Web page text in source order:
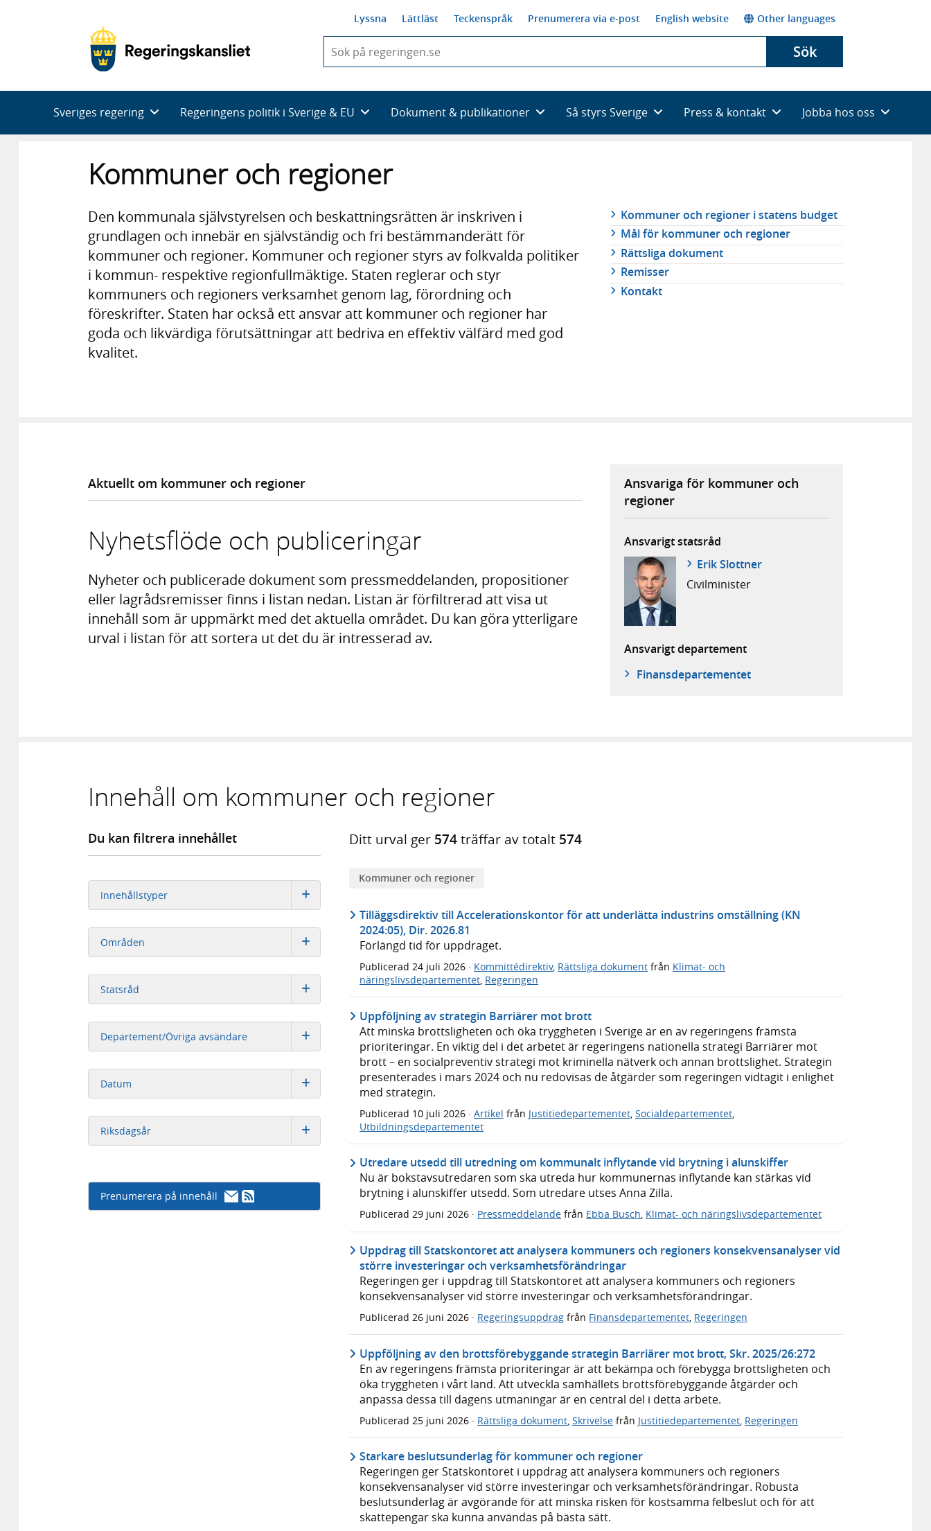
Lyssna Lättläst Teckenspråk Prenumerera via e-post English website Other languages
du
skriva
framträder
en
med
sökförslag
Sök
Sveriges regering Regeringens politik i Sverige & EU Dokument & publikationer Så styrs Sverige Press & kontakt Jobba hos oss
Kommuner och regioner
Den kommunala självstyrelsen och beskattningsrätten är inskriven i
grundlagen och innebär en självständig och fri bestämmanderätt för
kommuner och regioner. Kommuner och regioner styrs av folkvalda politiker
i kommun- respektive regionfullmäktige. Staten reglerar och styr
kommuners och regioners verksamhet genom lag, förordning och
föreskrifter. Staten har också ett ansvar att kommuner och regioner har
goda och likvärdiga förutsättningar att bedriva en effektiv välfärd med god
kvalitet.
Relaterad
navigering
Kommuner och regioner i statens budget
Mål för kommuner och regioner
Rättsliga dokument
Remisser
Kontakt
Ansvariga för kommuner och
regioner
Ansvarigt statsråd
Erik Slottner
Civil­minister
Ansvarigt departement
Finans­departementet
Aktuellt om kommuner och regioner
Nyhetsflöde och publiceringar
Nyheter och publicerade dokument som pressmeddelanden, propositioner
eller lagrådsremisser finns i listan nedan. Listan är förfiltrerad att visa ut
innehåll som är uppmärkt med det aktuella området. Du kan göra ytterligare
urval i listan för att sortera ut det du är intresserad av.
Innehåll om kommuner och regioner
Du kan filtrera innehållet
Innehållstyper
Områden
Statsråd
Departement/Övriga avsändare
Datum
Riksdagsår
Prenumerera på innehåll
Ditt urval ger 574träffar av totalt 574
Kommuner och regioner
Tilläggsdirektiv till Accelerationskontor för att underlätta industrins omställning (KN
2024:05), Dir. 2026.81
Förlängd tid för uppdraget.
Publicerad24 juli 2026 · Kommittédirektiv, Rättsliga dokument från Klimat- och
näringslivsdepartementet, Regeringen
Uppföljning av strategin Barriärer mot brott
Att minska brottsligheten och öka tryggheten i Sverige är en av regeringens främsta
prioriteringar. En viktig del i det arbetet är regeringens nationella strategi Barriärer mot
brott – en socialpreventiv strategi mot kriminella nätverk och annan brottslighet. Strategin
presenterades i mars 2024 och nu redovisas de åtgärder som regeringen vidtagit i enlighet
med strategin.
Publicerad 10 juli 2026 ·Artikel från Justitiedepartementet ,Socialdepartementet
Utbildningsdepartementet
Utredare utsedd till utredning om kommunalt inflytande vid brytning i alunskiffer
Nu är bokstavsutredaren som ska utreda hur kommunernas inflytande kan stärkas vid
brytning i alunskiffer utsedd. Som utredare utses Anna Zilla.
Publicerad29 juni 2026 · Pressmeddelande från Ebba Busch, Klimat- och näringslivsdepartementet
Uppdrag till Statskontoret att analysera kommuners och regioners konsekvensanalyser vid
större investeringar och verksamhetsförändringar
Regeringen ger i uppdrag till Statskontoret att analysera kommuners och regioners
konsekvensanalyser vid större investeringar och verksamhetsförändringar.
Publicerad26 juni 2026 · Regeringsuppdrag från Finansdepartementet, Regeringen
Uppföljning av den brottsförebyggande strategin Barriärer mot brott, Skr. 2025/26:272
En av regeringens främsta prioriteringar är att bekämpa och förebygga brottsligheten och
öka tryggheten i vårt land. Att utveckla samhällets brottsförebyggande åtgärder och
anpassa dessa till dagens utmaningar är en central del i detta arbete.
Publicerad 25 juni 2026 · Rättsliga dokument ,Skrivelse från Justitiedepartementet Regeringen
Starkare beslutsunderlag för kommuner och regioner
Regeringen ger Statskontoret i uppdrag att analysera kommuners och regioners
konsekvensanalyser vid större investeringar och verksamhetsförändringar. Robusta
beslutsunderlag är avgörande för att minska risken för kostsamma felbeslut och för att
skattepengar ska kunna användas på bästa sätt.